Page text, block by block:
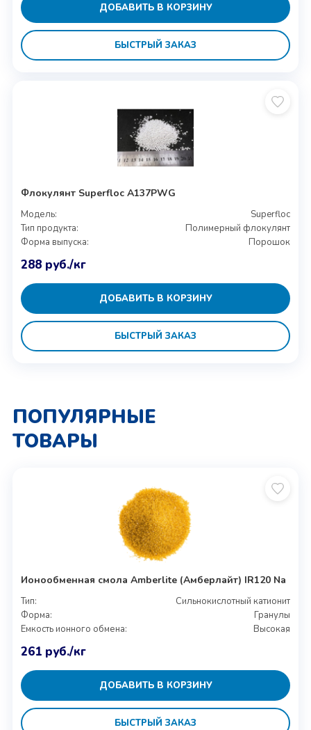
ДОБАВИТЬ В КОРЗИНУ
БЫСТРЫЙ ЗАКАЗ
Флокулянт Superfloc A137PWG
Модель:
Superfloc
Тип продукта:
Полимерный флокулянт
Форма выпуска:
Порошок
288 руб./кг
ДОБАВИТЬ В КОРЗИНУ
БЫСТРЫЙ ЗАКАЗ
ПОПУЛЯРНЫЕ
ТОВАРЫ
Ионообменная смола Amberlite (Амберлайт) IR120 Na
Тип:
Сильнокислотный катионит
Форма:
Гранулы
Емкость ионного обмена:
Высокая
261 руб./кг
ДОБАВИТЬ В КОРЗИНУ
БЫСТРЫЙ ЗАКАЗ